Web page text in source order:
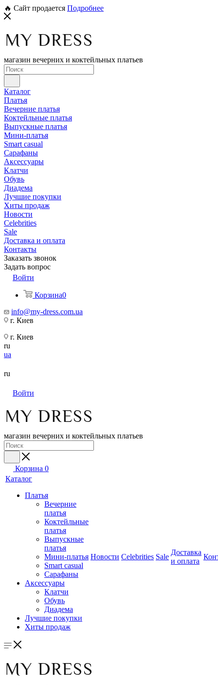
🔥 Сайт продается Подробнее
магазин вечерних и коктейльных платьев
Каталог
Платья
Вечерние платья
Коктейльные платья
Выпускные платья
Мини-платья
Smart casual
Сарафаны
Аксессуары
Клатчи
Обувь
Диадема
Лучшие покупки
Хиты продаж
Новости
Celebrities
Sale
Доставка и оплата
Контакты
Заказать звонок
Задать вопрос
Войти
Корзина0
info@my-dress.com.ua
г. Киев
г. Киев
ru
ua
ru
Войти
магазин вечерних и коктейльных платьев
Корзина 0
Каталог
Платья
Вечерние
платья
Коктейльные
платья
Выпускные
платья
Мини-платья
Smart casual
Сарафаны
Аксессуары
Клатчи
Обувь
Диадема
Лучшие покупки
Хиты продаж
Новости Celebrities Sale
Доставка
и оплата